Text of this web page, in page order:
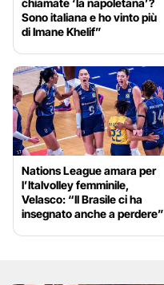
Sono italiana e ho vinto più
di Imane Khelif”
Nations League amara per
l’Italvolley femminile,
Velasco: “Il Brasile ci ha
insegnato anche a perdere”